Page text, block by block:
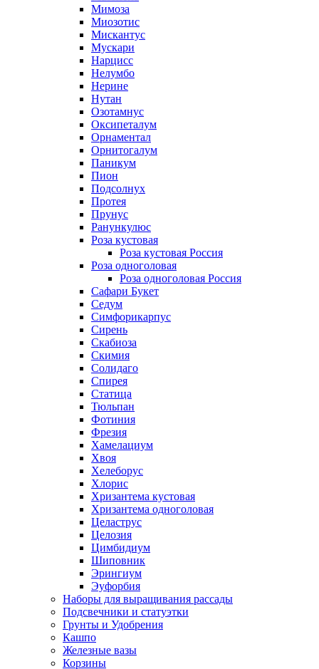
Мимоза
Миозотис
Мискантус
Мускари
Нарцисс
Нелумбо
Нерине
Нутан
Озотамнус
Оксипеталум
Орнаментал
Орнитогалум
Паникум
Пион
Подсолнух
Протея
Прунус
Ранункулюс
Роза кустовая
Роза кустовая Россия
Роза одноголовая
Роза одноголовая Россия
Сафари Букет
Седум
Симфорикарпус
Сирень
Скабиоза
Скимия
Солидаго
Спирея
Статица
Тюльпан
Фотиния
Фрезия
Хамелациум
Хвоя
Хелеборус
Хлорис
Хризантема кустовая
Хризантема одноголовая
Целаструс
Целозия
Цимбидиум
Шиповник
Эрингиум
Эуфорбия
Наборы для выращивания рассады
Подсвечники и статуэтки
Грунты и Удобрения
Кашпо
Железные вазы
Корзины